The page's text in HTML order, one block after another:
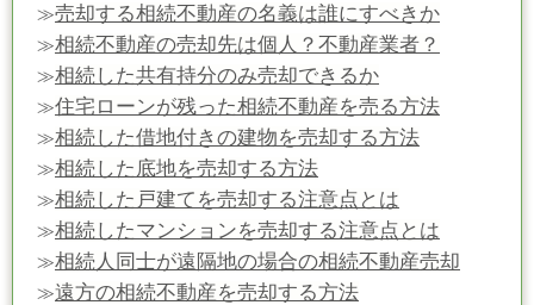
≫売却する相続不動産の名義は誰にすべきか
≫相続不動産の売却先は個人？不動産業者？
≫相続した共有持分のみ売却できるか
≫住宅ローンが残った相続不動産を売る方法
≫相続した借地付きの建物を売却する方法
≫相続した底地を売却する方法
≫相続した戸建てを売却する注意点とは
≫相続したマンションを売却する注意点とは
≫相続人同士が遠隔地の場合の相続不動産売却
≫遠方の相続不動産を売却する方法